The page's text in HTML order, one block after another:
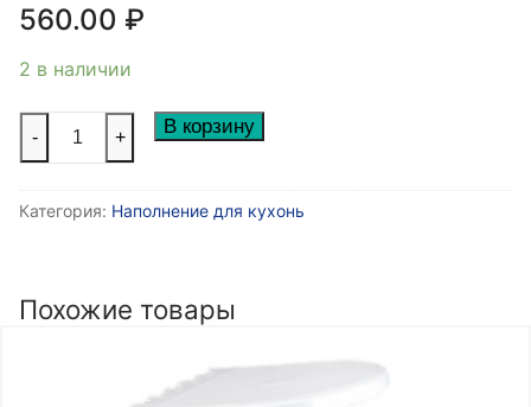
560.00 ₽
2 в наличии
Количество
для
в
- + В корзину
Категория: Наполнение для кухонь
Похожие товары